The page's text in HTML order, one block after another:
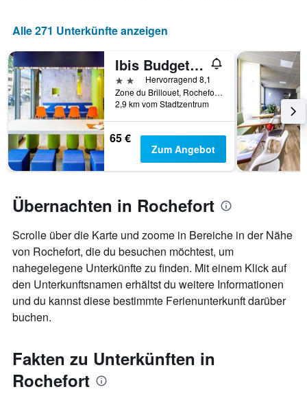
Das
hat
1
X-
Achse,
die
Anzahl
der
Tage
Aufenthalt
anzeigt
Das
Diagramm
hat
1
Y-
Achse,
die
den
anzeigt
Alle 271 Unterkünfte anzeigen
Ibis Budget Rochefort
2 SterneHervorragend 8,1
Zone du Brillouet, Rochefort, Charente-Maritime, Frankreich
2,9 km vom Stadtzentrum
65 €
Zum Angebot
Übernachten in Rochefort
Scrolle über die Karte und zoome in Bereiche in der Nähe
von Rochefort, die du besuchen möchtest, um
nahegelegene Unterkünfte zu finden. Mit einem Klick auf
den Unterkunftsnamen erhältst du weitere Informationen
und du kannst diese bestimmte Ferienunterkunft darüber
buchen.
Fakten zu Unterkünften in
Rochefort